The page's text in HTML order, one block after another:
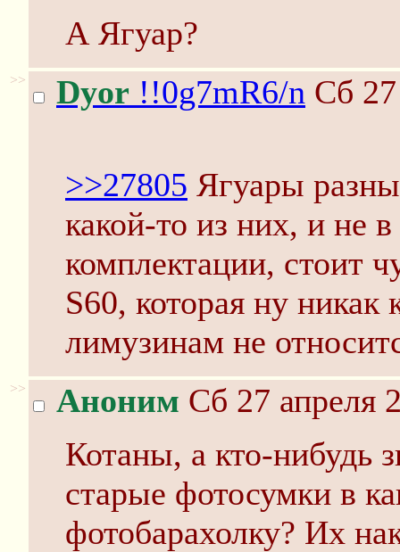
А Ягуар?
>> Dyor !!0g7mR6/n Сб
>>27805 Ягуары
какой-то из них, и не
комплектации, стоит
S60, которая ну никак
лимузинам не
>> Аноним Сб 27 апреля
Котаны, а кто-нибудь
старые фотосумки в
фотобарахолку? Их